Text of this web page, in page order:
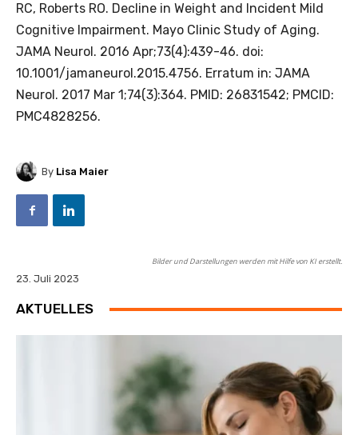
RC, Roberts RO. Decline in Weight and Incident Mild
Cognitive Impairment. Mayo Clinic Study of Aging.
JAMA Neurol. 2016 Apr;73(4):439-46. doi:
10.1001/jamaneurol.2015.4756. Erratum in: JAMA
Neurol. 2017 Mar 1;74(3):364. PMID: 26831542; PMCID:
PMC4828256.
By Lisa Maier
Bilder und Darstellungen werden mit Hilfe von KI erstellt.
23. Juli 2023
AKTUELLES